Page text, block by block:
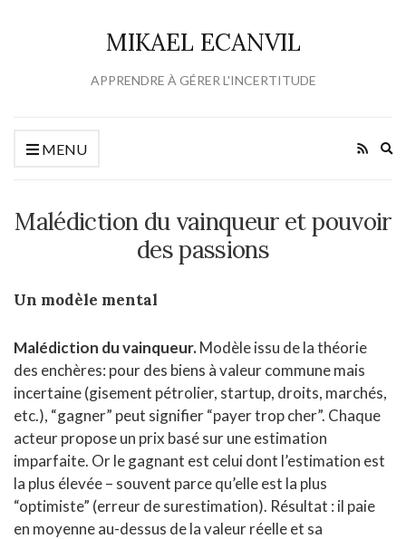
MIKAEL ECANVIL
APPRENDRE À GÉRER L'INCERTITUDE
MENU
Malédiction du vainqueur et pouvoir
des passions
Un modèle mental
Malédiction du vainqueur.Modèle issu de la théorie
des enchères: pour des biens à valeur commune mais
incertaine (gisement pétrolier, startup, droits, marchés,
etc.), “gagner” peut signifier “payer trop cher”. Chaque
acteur propose un prix basé sur une estimation
imparfaite. Or le gagnant est celui dont l’estimation est
la plus élevée – souvent parce qu’elle est la plus
“optimiste” (erreur de surestimation). Résultat : il paie
en moyenne au-dessus de la valeur réelle et sa